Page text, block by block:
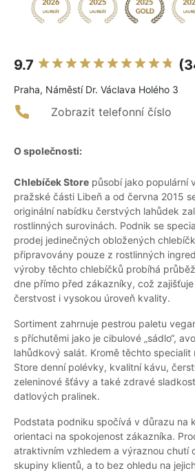
9.7
Praha, Náměstí Dr. Václava Holého 3
Zobrazit telefonní číslo
O společnosti:
Chlebíček Store působí jako populární
pražské části Libeň a od června 2015
originální nabídku čerstvých lahůdek
rostlinných surovinách. Podnik se
prodej jedinečných obložených
připravovány pouze z rostlinných
výroby těchto chlebíčků probíhá
dne přímo před zákazníky, což
čerstvost i vysokou úroveň kvality.
Sortiment zahrnuje pestrou paletu
s příchutěmi jako je cibulové „sádlo“,
lahůdkový salát. Kromě těchto specialit
Store denní polévky, kvalitní kávu,
zeleninové šťávy a také zdravé
datlových pralinek.
Podstata podniku spočívá v důrazu na
orientaci na spokojenost zákazníka.
atraktivním vzhledem a výraznou chutí
skupiny klientů, a to bez ohledu na